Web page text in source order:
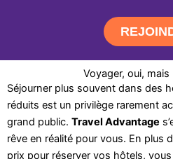
Voyager, oui,
Séjourner plus souvent dans des
réduits est un privilège rarement
grand public. Travel Advantage
rêve en réalité pour vous. En plus
prix pour réserver vos hôtels,